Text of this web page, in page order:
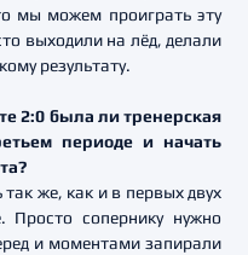
мы можем проиграть эту
выходили на лёд, делали
результату.
2:0 была ли тренерская
периоде и начать
же, как и в первых двух
Просто сопернику нужно
и моментами запирали